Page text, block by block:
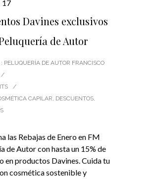
17
Davines exclusivos
de Autor
: PELUQUERÍA DE AUTOR FRANCISCO
/
/
CAPILAR, DESCUENTOS,
las Rebajas de Enero en FM
de Autor con hasta un 15% de
en productos Davines. Cuida tu
cosmética sostenible y